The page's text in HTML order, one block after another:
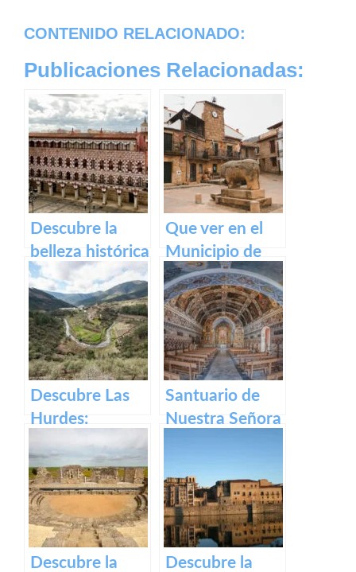
CONTENIDO RELACIONADO:
Publicaciones Relacionadas:
Descubre la
belleza histórica
y cultural de
Plaza Alta de
Badajoz
Que ver en el
Municipio de
Segura de Toro
en caceres
Descubre Las
Hurdes:
Naturaleza
salvaje y
rincones
ocultos en
Cáceres
Santuario de
Nuestra Señora
devoción y
turismo en
España
Descubre la
Descubre la